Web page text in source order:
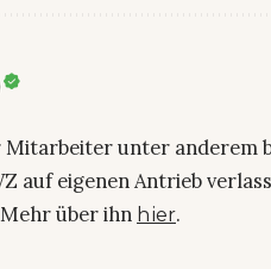
unter anderem
auf eigenen Antrieb
über ihn hier.